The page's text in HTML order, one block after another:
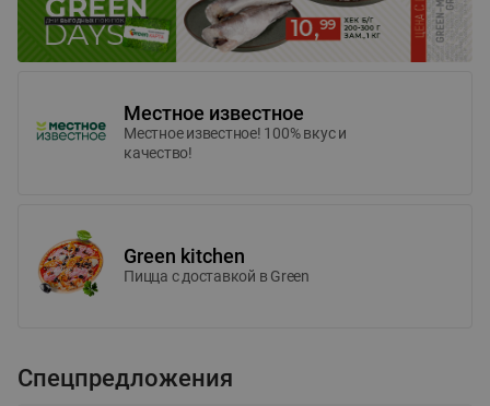
Местное известное
Местное известное! 100% вкус и
качество!
Green kitchen
Пицца c доставкой в Green
Спецпредложения